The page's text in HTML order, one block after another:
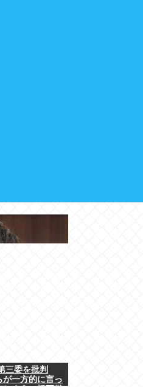
三委を批判
が一方的に言っ